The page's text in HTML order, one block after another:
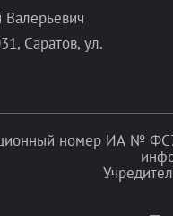
Саратов, ул.
номер ИА №